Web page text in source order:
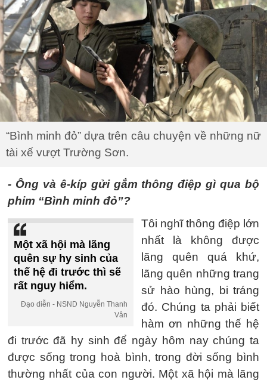
“Bình minh đỏ” dựa trên câu chuyện về những nữ
tài xế vượt Trường Sơn.
- Ông và ê-kíp gửi gắm thông điệp gì qua bộ
phim “Bình minh đỏ”?
Một xã hội mà lãng
quên sự hy sinh của
thế hệ đi trước thì sẽ
rất nguy hiểm.
Đạo diễn - NSND Nguyễn Thanh
Vân
Tôi nghĩ thông điệp lớn
nhất là không được
lãng quên quá khứ,
lãng quên những trang
sử hào hùng, bi tráng
đó. Chúng ta phải biết
hàm ơn những thế hệ
đi trước đã hy sinh để ngày hôm nay chúng ta
được sống trong hoà bình, trong đời sống bình
thường nhất của con người. Một xã hội mà lãng